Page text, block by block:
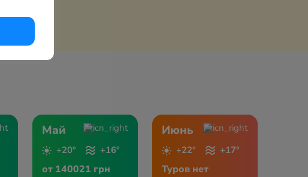
Май
+20° +16°
от 140021 грн
Июнь
+22° +17°
Туров нет